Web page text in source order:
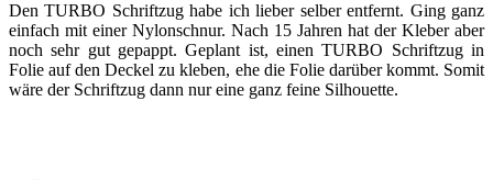
Den TURBO Schrift­zug habe ich lie­ber sel­ber ent­fernt. Ging ganz
ein­fach mit einer Ny­lon­schnur. Nach 15 Jah­ren hat der Kle­ber aber
noch sehr gut ge­pappt. Ge­plant ist, einen TURBO Schrift­zug in
Folie auf den De­ckel zu kle­ben, ehe die Folie dar­über kommt. Somit
wäre der Schrift­zug dann nur eine ganz feine Sil­hou­et­te.